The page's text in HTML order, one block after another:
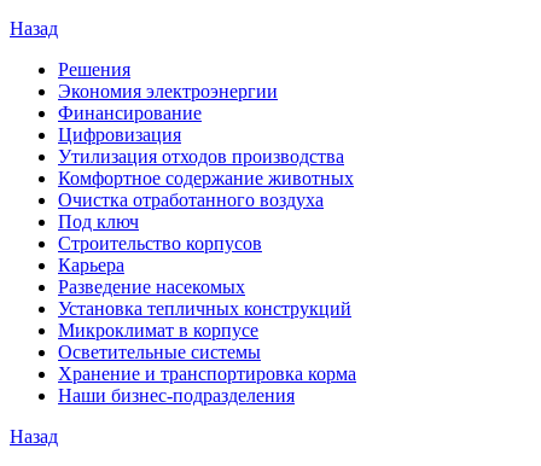
Назад
Решения
Экономия электроэнергии
Финансирование
Цифровизация
Утилизация отходов производства
Комфортное содержание животных
Очистка отработанного воздуха
Под ключ
Строительство корпусов
Карьера
Разведение насекомых
Установка тепличных конструкций
Микроклимат в корпусе
Осветительные системы
Хранение и транспортировка корма
Наши бизнес-подразделения
Назад